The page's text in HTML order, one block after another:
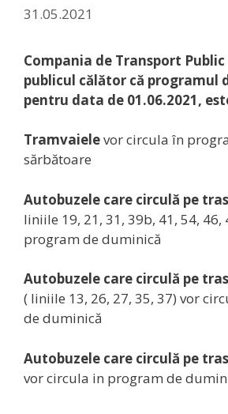
31.05.2021
Compania de Transport
publicul călător că programul
pentru data de 01.06.2021,
Tramvaielevor circula în
sărbătoare
Autobuzele care circulă pe
liniile 19, 21, 31, 39b, 41, 54,
program de duminică
Autobuzele care circulă pe
( liniile 13, 26, 27, 35, 37) vor
de duminică
Autobuzele care circulă pe
vor circula in program de